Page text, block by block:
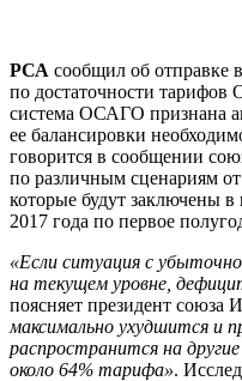
РСА сообщил об отправке в
по достаточности
система ОСАГО признана
ее балансировки
говорится в сообщении
по различным сценариям
которые будут заключены
2017 года по первое
«Если ситуация с
на текущем уровне,
поясняет президент
максимально ухудшится и
распространится на
около 64% тарифа».